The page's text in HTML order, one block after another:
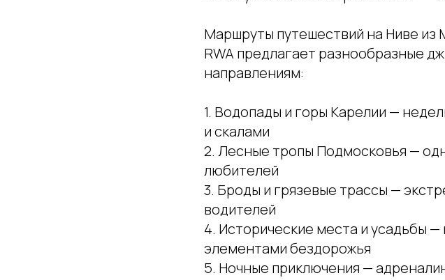
Маршруты путешествий на Ниве из
RWA предлагает разнообразные
направлениям:
1. Водопады и горы Карелии —
и скалами
2. Лесные тропы Подмосковья —
любителей
3. Броды и грязевые трассы —
водителей
4. Исторические места и усадьбы
элементами бездорожья
5. Ночные приключения —